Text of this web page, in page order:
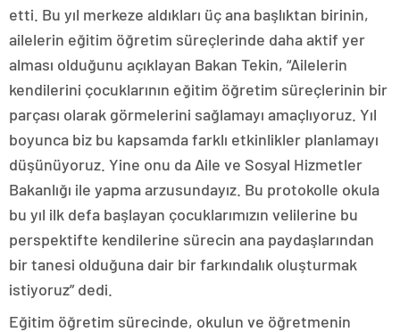
etti. Bu yıl merkeze aldıkları üç ana başlıktan birinin,
ailelerin eğitim öğretim süreçlerinde daha aktif yer
alması olduğunu açıklayan Bakan Tekin, “Ailelerin
kendilerini çocuklarının eğitim öğretim süreçlerinin bir
parçası olarak görmelerini sağlamayı amaçlıyoruz. Yıl
boyunca biz bu kapsamda farklı etkinlikler planlamayı
düşünüyoruz. Yine onu da Aile ve Sosyal Hizmetler
Bakanlığı ile yapma arzusundayız. Bu protokolle okula
bu yıl ilk defa başlayan çocuklarımızın velilerine bu
perspektifte kendilerine sürecin ana paydaşlarından
bir tanesi olduğuna dair bir farkındalık oluşturmak
istiyoruz” dedi.
Eğitim öğretim sürecinde, okulun ve öğretmenin